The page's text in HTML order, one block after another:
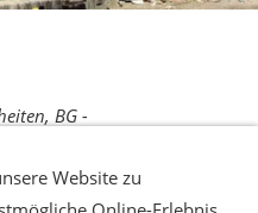
BG -
DGUV - Deutsche
Website zu